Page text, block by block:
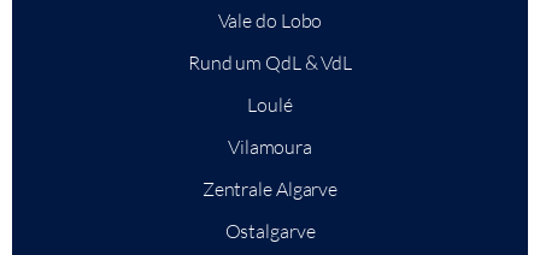
Vale do Lobo
Rund um QdL & VdL
Loulé
Vilamoura
Zentrale Algarve
Ostalgarve